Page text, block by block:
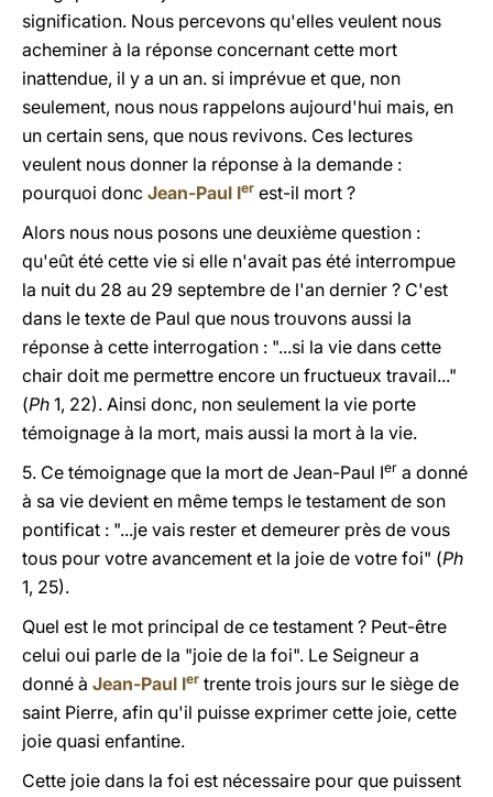
signification. Nous percevons qu'elles veulent nous
acheminer à la réponse concernant cette mort
inattendue, il y a un an. si imprévue et que, non
seulement, nous nous rappelons aujourd'hui mais, en
un certain sens, que nous revivons. Ces lectures
veulent nous donner la réponse à la demande :
pourquoi donc Jean-Paul Ier est-il mort ?
Alors nous nous posons une deuxième question :
qu'eût été cette vie si elle n'avait pas été interrompue
la nuit du 28 au 29 septembre de l'an dernier ? C'est
dans le texte de Paul que nous trouvons aussi la
réponse à cette interrogation : "...si la vie dans cette
chair doit me permettre encore un fructueux travail..."
(Ph 1, 22). Ainsi donc, non seulement la vie porte
témoignage à la mort, mais aussi la mort à la vie.
5. Ce témoignage que la mort de Jean-Paul Ier a donné
à sa vie devient en même temps le testament de son
pontificat : "...je vais rester et demeurer près de vous
tous pour votre avancement et la joie de votre foi" (Ph
1, 25).
Quel est le mot principal de ce testament ? Peut-être
celui oui parle de la "joie de la foi". Le Seigneur a
donné à Jean-Paul Ier trente trois jours sur le siège de
saint Pierre, afin qu'il puisse exprimer cette joie, cette
joie quasi enfantine.
Cette joie dans la foi est nécessaire pour que puissent